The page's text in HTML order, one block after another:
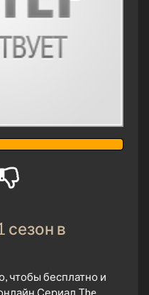
сезон в
чтобы бесплатно и
Сериал The